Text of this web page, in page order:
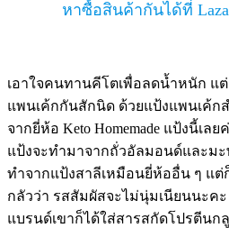
หาซื้อสินค้ากันได้ที่
เอาใจคนทานคีโตเพื่อลดน้ำหนัก แ
แพนเค้กกันสักนิด ด้วยแป้งแพนเค้กส
จากยี่ห้อ Keto Homemade แป้งนี้เลย
แป้งจะทำมาจากถั่วอัลมอนด์และมะ
ทำจากแป้งสาลีเหมือนยี่ห้ออื่น ๆ แต่
กลัวว่า รสสัมผัสจะไม่นุ่มเนียนนะคะ
แบรนด์เขาก็ได้ใส่สารสกัดโปรตีนกลู